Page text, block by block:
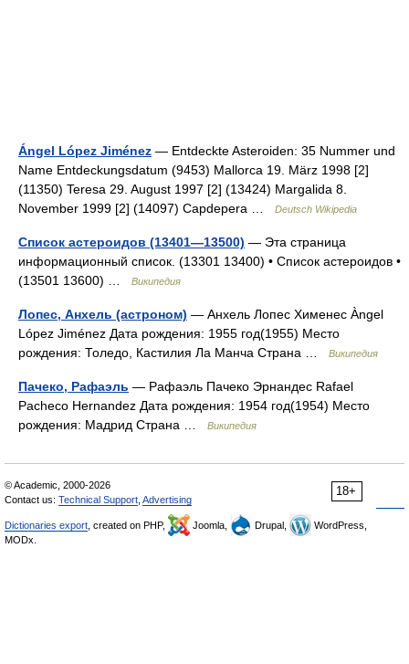
Ángel López Jiménez — Entdeckte Asteroiden: 35 Nummer und
Name Entdeckungsdatum (9453) Mallorca 19. März 1998 [2]
(11350) Teresa 29. August 1997 [2] (13424) Margalida 8.
November 1999 [2] (14097) Capdepera …
Deutsch Wikipedia
Список астероидов (13401—13500) — Эта страница
информационный список. (13301 13400) • Список астероидов •
(13501 13600) …
Википедия
Лопес, Анхель (астроном) — Анхель Лопес Хименес Àngel
López Jiménez Дата рождения: 1955 год(1955) Место
рождения: Толедо, Кастилия Ла Манча Страна …
Википедия
Пачеко, Рафаэль — Рафаэль Пачеко Эрнандес Rafael
Pacheco Hernandez Дата рождения: 1954 год(1954) Место
рождения: Мадрид Страна …
Википедия
18+
© Academic, 2000-2026
Contact us: Technical Support Advertising
Dictionaries export , created on PHP, Joomla, Drupal,
WordPress,
MODx.